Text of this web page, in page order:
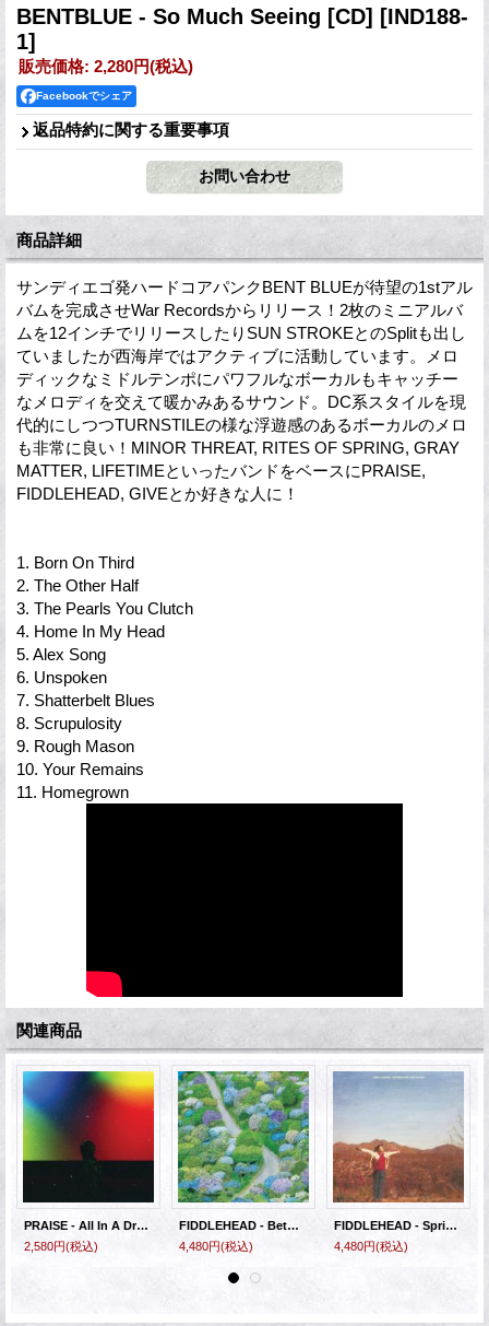
BENTBLUE - So Much Seeing [CD] [IND188-
1]
販売価格: 2,280円(税込)
Facebookでシェア
返品特約に関する重要事項
商品詳細
サンディエゴ発ハードコアパンクBENT BLUEが待望の1stアル
バムを完成させWar Recordsからリリース！2枚のミニアルバ
ムを12インチでリリースしたりSUN STROKEとのSplitも出し
ていましたが西海岸ではアクティブに活動しています。メロ
ディックなミドルテンポにパワフルなボーカルもキャッチー
なメロディを交えて暖かみあるサウンド。DC系スタイルを現
代的にしつつTURNSTILEの様な浮遊感のあるボーカルのメロ
も非常に良い！MINOR THREAT, RITES OF SPRING, GRAY
MATTER, LIFETIMEといったバンドをベースにPRAISE,
FIDDLEHEAD, GIVEとか好きな人に！
1. Born On Third
2. The Other Half
3. The Pearls You Clutch
4. Home In My Head
5. Alex Song
6. Unspoken
7. Shatterbelt Blues
8. Scrupulosity
9. Rough Mason
10. Your Remains
11. Homegrown
関連商品
PRAISE - All In A Dream [CD]
2,580円(税込)
FIDDLEHEAD - Between the Richness [LP]
4,480円(税込)
FIDDLEHEAD - Springtime And Blind (Clear Pink) [LP]
4,480円(税込)